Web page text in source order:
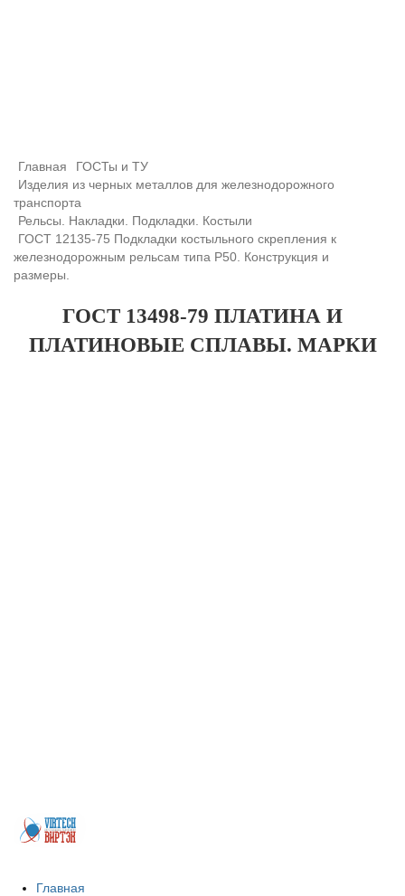
Главная
ГОСТы и ТУ
Изделия из черных металлов для железнодорожного
транспорта
Рельсы. Накладки. Подкладки. Костыли
ГОСТ 12135-75 Подкладки костыльного скрепления к
железнодорожным рельсам типа Р50. Конструкция и
размеры.
ГОСТ 13498-79 ПЛАТИНА И
ПЛАТИНОВЫЕ СПЛАВЫ. МАРКИ
Главная